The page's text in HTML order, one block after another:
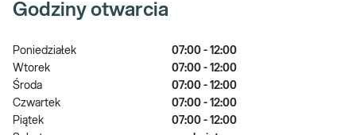
Godziny otwarcia
Poniedziałek
07:00 - 12:00
Wtorek
07:00 - 12:00
Środa
07:00 - 12:00
Czwartek
07:00 - 12:00
Piątek
07:00 - 12:00